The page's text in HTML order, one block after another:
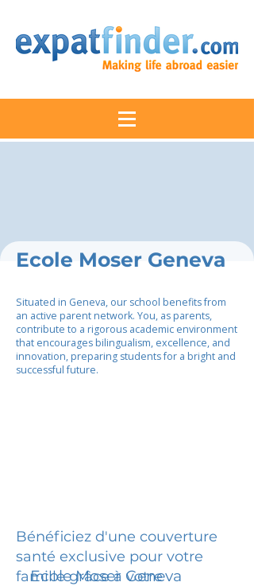
Ecole Moser Geneva
Situated in Geneva, our school benefits from
an active parent network. You, as parents,
contribute to a rigorous academic environment
that encourages bilingualism, excellence, and
innovation, preparing students for a bright and
successful future.
Bénéficiez d'une couverture
santé exclusive pour votre
famille grâce à votre
Ecole Moser Geneva